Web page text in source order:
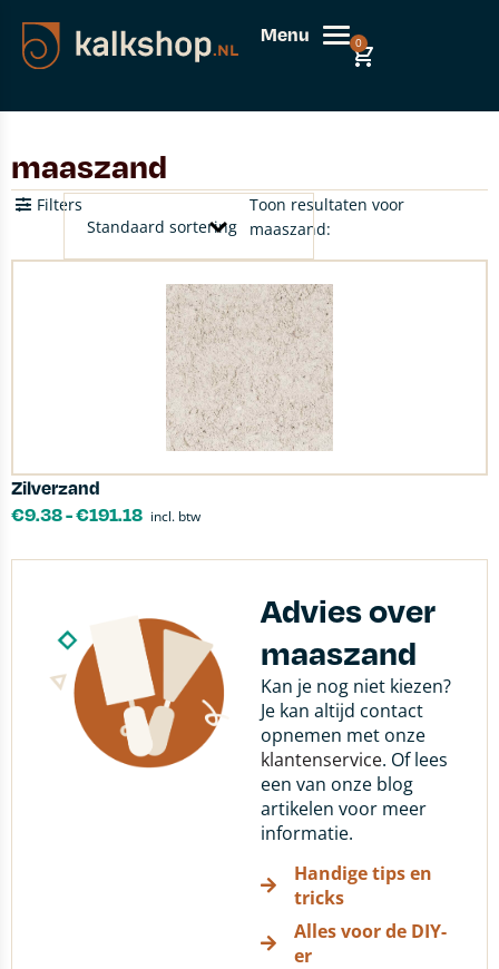
Menu 0
maaszand
Toon resultaten voor
maaszand:
Filters
Zilverzand
€9.38-€191.18 incl. btw
Advies over
maaszand
Kan je nog niet kiezen?
Je kan altijd contact
opnemen met onze
klantenservice. Of lees
een van onze blog
artikelen voor meer
informatie.
Handige tips en
tricks
Alles voor de DIY-
er